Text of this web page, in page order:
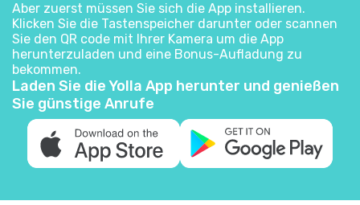
Laden Sie die Yolla App herunter und genießen
Sie günstige Anrufe
Aber zuerst müssen Sie sich die App installieren.
Klicken Sie die Tastenspeicher darunter oder scannen
Sie den QR code mit Ihrer Kamera um die App
herunterzuladen und eine Bonus-Aufladung zu
bekommen.